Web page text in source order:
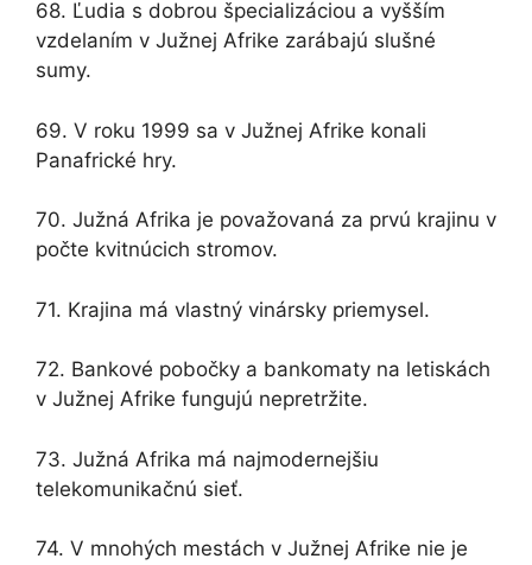
68. Ľudia s dobrou špecializáciou a vyšším
vzdelaním v Južnej Afrike zarábajú slušné
sumy.
69. V roku 1999 sa v Južnej Afrike konali
Panafrické hry.
70. Južná Afrika je považovaná za prvú krajinu v
počte kvitnúcich stromov.
71. Krajina má vlastný vinársky priemysel.
72. Bankové pobočky a bankomaty na letiskách
v Južnej Afrike fungujú nepretržite.
73. Južná Afrika má najmodernejšiu
telekomunikačnú sieť.
74. V mnohých mestách v Južnej Afrike nie je